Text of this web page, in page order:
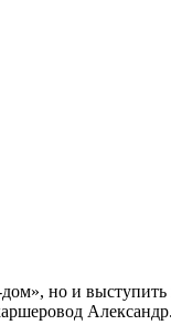
но и
Александр.